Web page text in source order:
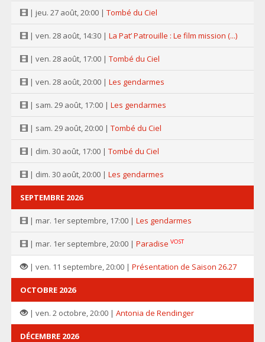
| jeu. 27 août, 20:00 | Tombé du Ciel
| ven. 28 août, 14:30 | La Pat’ Patrouille : Le film mission (...)
| ven. 28 août, 17:00 | Tombé du Ciel
| ven. 28 août, 20:00 | Les gendarmes
| sam. 29 août, 17:00 | Les gendarmes
| sam. 29 août, 20:00 | Tombé du Ciel
| dim. 30 août, 17:00 | Tombé du Ciel
| dim. 30 août, 20:00 | Les gendarmes
SEPTEMBRE 2026
| mar. 1er septembre, 17:00 | Les gendarmes
| mar. 1er septembre, 20:00 | Paradise VOST
| ven. 11 septembre, 20:00 | Présentation de Saison 26.27
OCTOBRE 2026
| ven. 2 octobre, 20:00 | Antonia de Rendinger
DÉCEMBRE 2026